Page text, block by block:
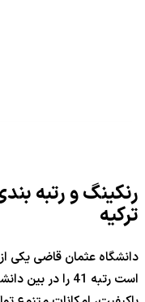
رنکینگ و رتبه
ترکیه
دانشگاه عثمان قاضی یکی از
است رتبه 41 را